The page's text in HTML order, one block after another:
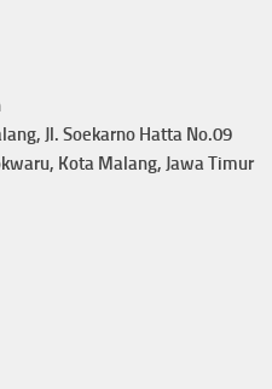
Jl. Soekarno Hatta No.09
Kota Malang, Jawa Timur